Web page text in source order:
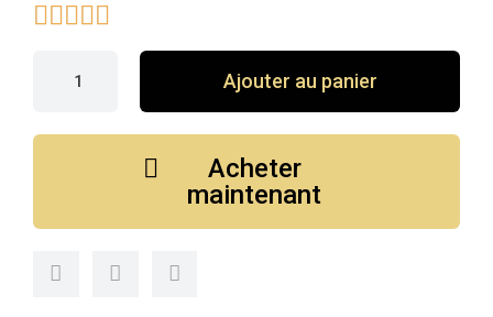

Ajouter au panier
Acheter
maintenant